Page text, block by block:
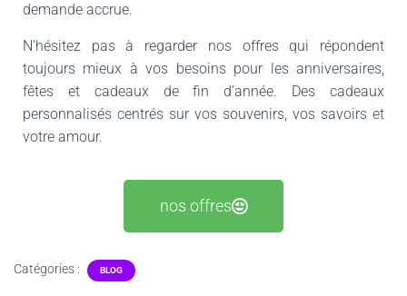
demande accrue.
N’hésitez pas à regarder nos offres qui répondent
toujours mieux à vos besoins pour les anniversaires,
fêtes et cadeaux de fin d’année. Des cadeaux
personnalisés centrés sur vos souvenirs, vos savoirs et
votre amour.
nos offres
Catégories : BLOG